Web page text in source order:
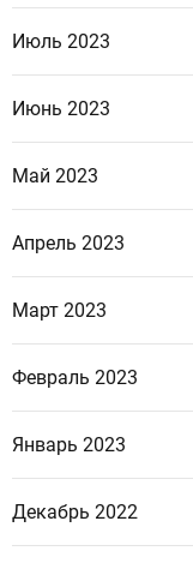
Июль 2023
Июнь 2023
Май 2023
Апрель 2023
Март 2023
Февраль 2023
Январь 2023
Декабрь 2022